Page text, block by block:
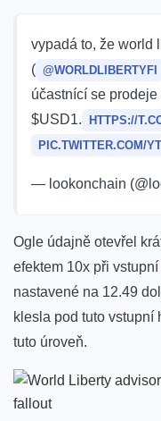
vypadá to, ⁤že world
( @WORLDLIBERTYFI
‍účastnící se ‌prodeje
$USD1.
HTTPS://
PIC.TWITTER.COM/
— lookonchain
Ogle ‍údajně otevřel
efektem 10x při⁢
nastavené na 12.49
klesla pod tuto ⁤vstupní
tuto úroveň.